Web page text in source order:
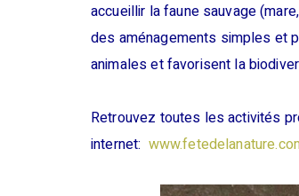
accueillir la faune sauvage
des aménagements simples et
animales et favorisent la
Retrouvez toutes les activités
internet: